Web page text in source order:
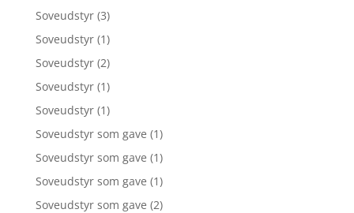
Soveudstyr (3)
Soveudstyr (1)
Soveudstyr (2)
Soveudstyr (1)
Soveudstyr (1)
Soveudstyr som gave (1)
Soveudstyr som gave (1)
Soveudstyr som gave (1)
Soveudstyr som gave (2)